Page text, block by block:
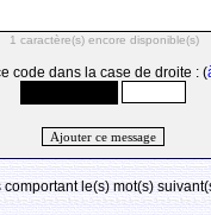
code dans la case de droite : (
le(s) mot(s)